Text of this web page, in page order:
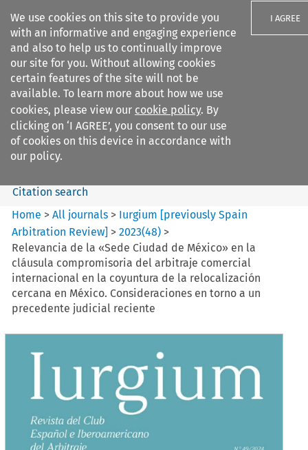
We use cookies on this site to provide you
with an informative and engaging experience
and also to help us to continually improve
our site for you. Without allowing cookies
certain features of the site will not be
available. To learn more about how we use
cookies, please view our cookie policy. By
clicking on ‘I AGREE’, you consent to our use
of cookies on this device in accordance with
our policy.
I AGREE
Search filters
Iurgium %5Bpreviously Spain
Arbitration ...
Search content
Citation search
Home >All journals > Iurgium [previously Spain
Arbitration Review] >2023(48) >
Relevancia de la «Sede Ciudad de México» en la
cláusula compromisoria del arbitraje comercial
internacional en la coyuntura de la relocalización
cercana en México. Consideraciones en torno a un
precedente judicial reciente